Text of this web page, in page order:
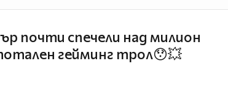
почти спечели над милион
гейминг трол😯💥